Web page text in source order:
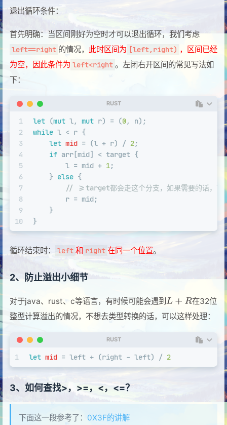
退出循环条件：
首先明确：当区间刚好为空时才可以退出循环，我们考虑
left==right 的情况， 此时区间为 [left,right) ，区间已经
为空，因此条件为 left<right 。左闭右开区间的常见写法如
下：
RUST
1
2
3
4
5
6
7
8
9
10
let (mut l, mut r) = (0, n);
while l < r {
let mid = (l + r) / 2;
if arr[mid] < target {
        l = mid +
1;
    }
else {
// >=target都会走这个分支，如果需要的话，可
        r = mid;
    }
}
循环结束时： left 和 right 在同一个位置。
2、防止溢出小细节
对于java、rust、c等语言，有时候可能会遇到
在32位
整型计算溢出的情况，不想去类型转换的话，可以这样处理：
RUST
1 let mid = left + (right - left) / 2
3、如何查找>，>=，<，<=？
下面这一段参考了： 0X3F的讲解